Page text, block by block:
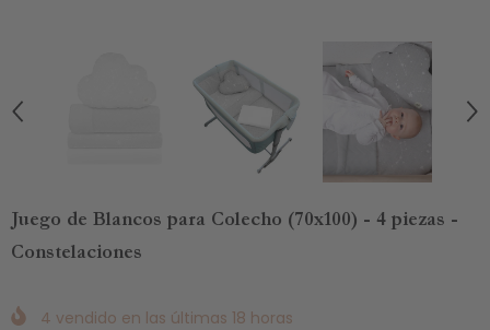
Juego de Blancos para Colecho (70x100) - 4 piezas -
Constelaciones
4 vendido en las últimas 18 horas